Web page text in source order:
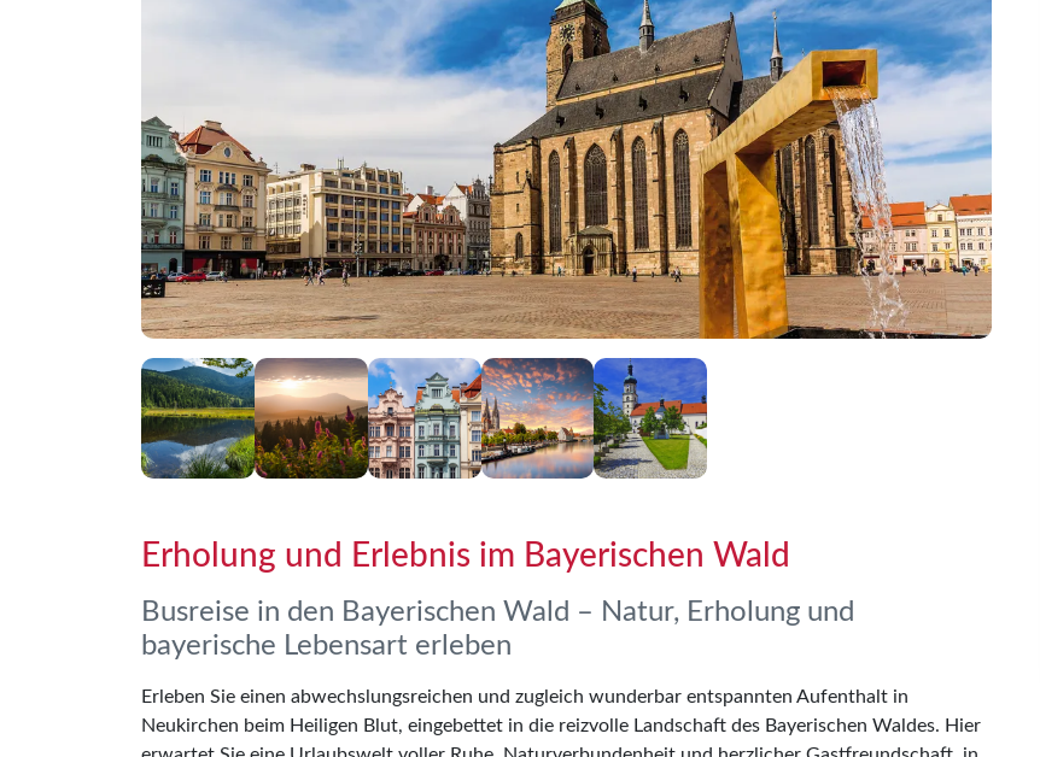
Erholung und Erlebnis im Bayerischen Wald
Busreise in den Bayerischen Wald – Natur, Erholung und
bayerische Lebensart erleben
Erleben Sie einen abwechslungsreichen und zugleich wunderbar entspannten Aufenthalt in
Neukirchen beim Heiligen Blut, eingebettet in die reizvolle Landschaft des Bayerischen Waldes. Hier